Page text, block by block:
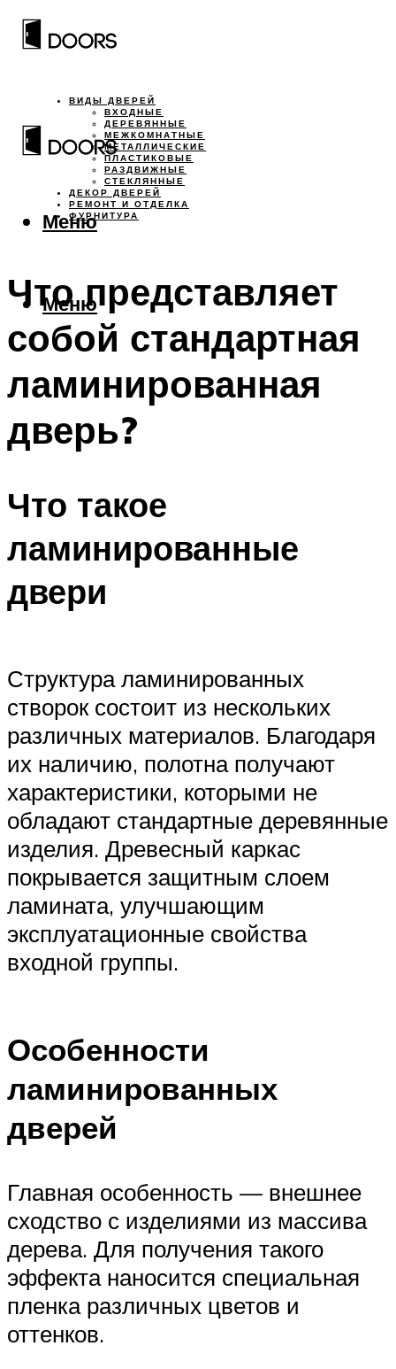
ВИДЫ ДВЕРЕЙ
ВХОДНЫЕ
ДЕРЕВЯННЫЕ
МЕЖКОМНАТНЫЕ
МЕТАЛЛИЧЕСКИЕ
ПЛАСТИКОВЫЕ
РАЗДВИЖНЫЕ
СТЕКЛЯННЫЕ
ДЕКОР ДВЕРЕЙ
РЕМОНТ И ОТДЕЛКА
ФУРНИТУРА
Меню
Меню
Что представляет
собой стандартная
ламинированная
дверь?
Что такое
ламинированные
двери
Структура ламинированных
створок состоит из нескольких
различных материалов. Благодаря
их наличию, полотна получают
характеристики, которыми не
обладают стандартные деревянные
изделия. Древесный каркас
покрывается защитным слоем
ламината, улучшающим
эксплуатационные свойства
входной группы.
Особенности
ламинированных
дверей
Главная особенность — внешнее
сходство с изделиями из массива
дерева. Для получения такого
эффекта наносится специальная
пленка различных цветов и
оттенков.